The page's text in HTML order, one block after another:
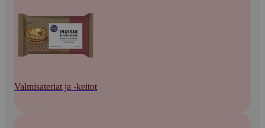
Valmisateriat ja -keitot